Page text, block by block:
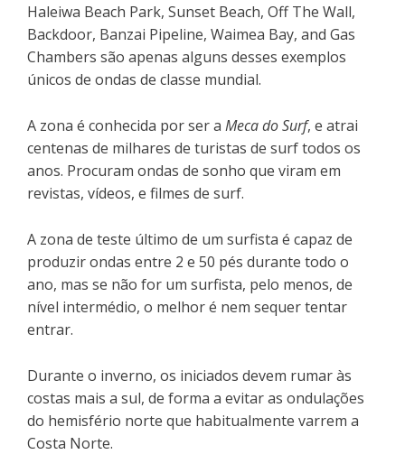
Haleiwa Beach Park, Sunset Beach, Off The Wall,
Backdoor, Banzai Pipeline, Waimea Bay, and Gas
Chambers são apenas alguns desses exemplos
únicos de ondas de classe mundial.
A zona é conhecida por ser a Meca do Surf, e atrai
centenas de milhares de turistas de surf todos os
anos. Procuram ondas de sonho que viram em
revistas, vídeos, e filmes de surf.
A zona de teste último de um surfista é capaz de
produzir ondas entre 2 e 50 pés durante todo o
ano, mas se não for um surfista, pelo menos, de
nível intermédio, o melhor é nem sequer tentar
entrar.
Durante o inverno, os iniciados devem rumar às
costas mais a sul, de forma a evitar as ondulações
do hemisfério norte que habitualmente varrem a
Costa Norte.